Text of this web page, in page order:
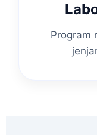
Program